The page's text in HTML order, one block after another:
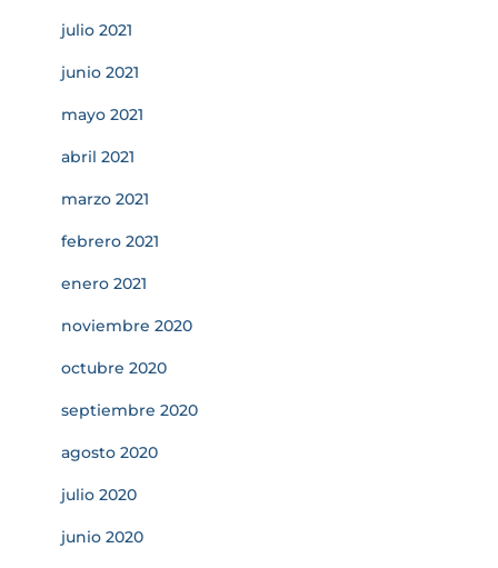
julio 2021
junio 2021
mayo 2021
abril 2021
marzo 2021
febrero 2021
enero 2021
noviembre 2020
octubre 2020
septiembre 2020
agosto 2020
julio 2020
junio 2020